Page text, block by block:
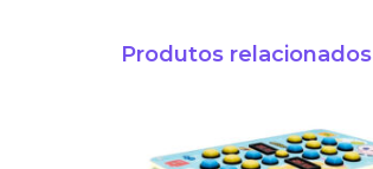
Produtos relacionados